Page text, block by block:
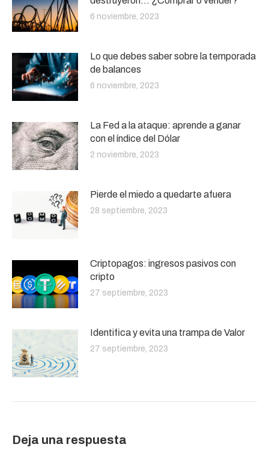
6 noviembre, 2023
Lo que debes saber sobre la temporada
de balances
6 noviembre, 2023
La Fed a la ataque: aprende a ganar
con el índice del Dólar
2 noviembre, 2023
Pierde el miedo a quedarte afuera
28 septiembre, 2023
Criptopagos: ingresos pasivos con
cripto
27 septiembre, 2023
Identifica y evita una trampa de Valor
27 septiembre, 2023
Deja una respuesta